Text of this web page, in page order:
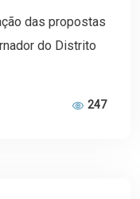
das propostas
do Distrito
247